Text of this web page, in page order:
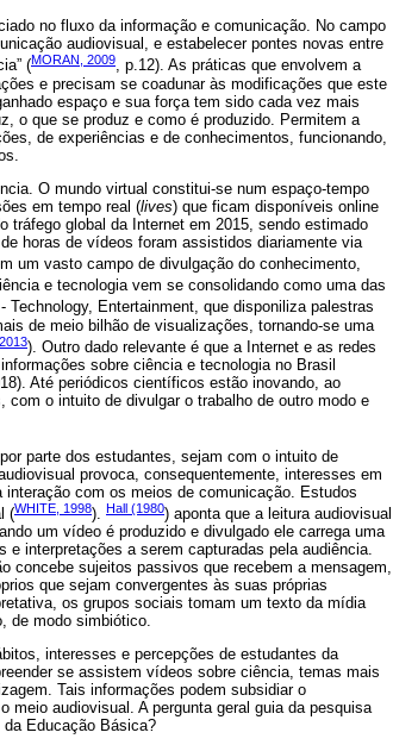
no fluxo da informação e comunicação. No campo
audiovisual, e estabelecer pontes novas entre
(MORAN, 2009, p.12). As práticas que envolvem a
e precisam se coadunar às modificações que este
espaço e sua força tem sido cada vez mais
o que se produz e como é produzido. Permitem a
de experiências e de conhecimentos, funcionando,
O mundo virtual constitui-se num espaço-tempo
em tempo real (lives) que ficam disponíveis online
global da Internet em 2015, sendo estimado
horas de vídeos foram assistidos diariamente via
um vasto campo de divulgação do conhecimento,
e tecnologia vem se consolidando como uma das
Technology, Entertainment, que disponiliza palestras
de meio bilhão de visualizações, tornando-se uma
). Outro dado relevante é que a Internet e as redes
sobre ciência e tecnologia no Brasil
Até periódicos científicos estão inovando, ao
o intuito de divulgar o trabalho de outro modo e
parte dos estudantes, sejam com o intuito de
provoca, consequentemente, interesses em
com os meios de comunicação. Estudos
(WHITE, 1998). Hall (1980) aponta que a leitura audiovisual
um vídeo é produzido e divulgado ele carrega uma
interpretações a serem capturadas pela audiência.
concebe sujeitos passivos que recebem a mensagem,
que sejam convergentes às suas próprias
os grupos sociais tomam um texto da mídia
de modo simbiótico.
interesses e percepções de estudantes da
se assistem vídeos sobre ciência, temas mais
Tais informações podem subsidiar o
meio audiovisual. A pergunta geral guia da pesquisa
Educação Básica?